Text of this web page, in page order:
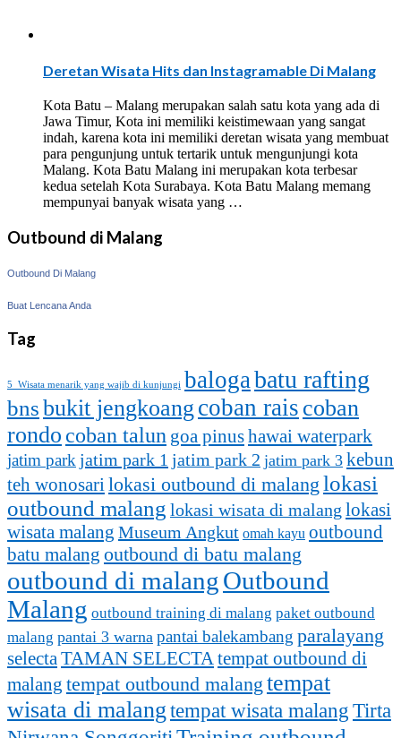
Deretan Wisata Hits dan Instagramable Di Malang
Kota Batu – Malang merupakan salah satu kota yang ada di
Jawa Timur, Kota ini memiliki keistimewaan yang sangat
indah, karena kota ini memiliki deretan wisata yang membuat
para pengunjung untuk tertarik untuk mengunjungi kota
Malang. Kota Batu Malang ini merupakan kota terbesar
kedua setelah Kota Surabaya. Kota Batu Malang memang
mempunyai banyak wisata yang …
Outbound di Malang
Outbound Di Malang
Buat Lencana Anda
Tag
5 Wisata menarik yang wajib di kunjungi balogabatu rafting
bnsbukit jengkoang coban rais coban
rondo coban talun goa pinushawai waterpark
jatim park jatim park 1 jatim park 2 jatim park 3 kebun
teh wonosarilokasi outbound di malang lokasi
outbound malang lokasi wisata di malang lokasi
wisata malang Museum Angkut omah kayu outbound
batu malang outbound di batu malang
outbound di malangOutbound
Malang outbound training di malang paket outbound
malang pantai 3 warna pantai balekambang paralayang
selectaTAMAN SELECTA tempat outbound di
malang tempat outbound malang tempat
wisata di malangtempat wisata malangTirta